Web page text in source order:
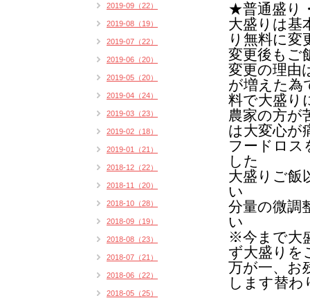
★普通盛り
大盛りは基
り無料に変
変更後もご
変更の理由
が増えた為
料で大盛り
農家の方が
は大変心が
フードロス
した
大盛りご飯
い
分量の微調
い
※今まで大
ず大盛りを
万が一、お
します替わ
2019-09（22）
2019-08（19）
2019-07（22）
2019-06（20）
2019-05（20）
2019-04（24）
2019-03（23）
2019-02（18）
2019-01（21）
2018-12（22）
2018-11（20）
2018-10（28）
2018-09（19）
2018-08（23）
2018-07（21）
2018-06（22）
2018-05（25）